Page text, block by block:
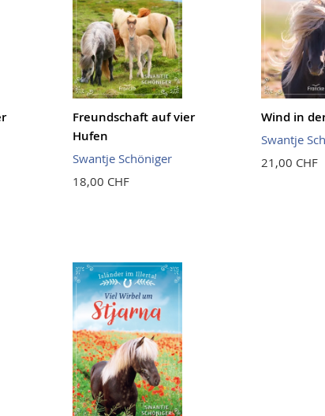
Freundschaft auf vier
Hufen
Swantje Schöniger
18,00 CHF
Wind in
Swantje
21,00 CHF